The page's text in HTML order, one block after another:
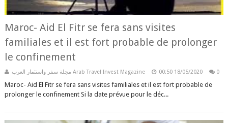
Maroc- Aid El Fitr se fera sans visites
familiales et il est fort probable de prolonger
le confinement
مجلة سفر واستثمار العرب Arab Travel Invest Magazine 00:50 18/05/2020 0
Maroc- Aid El Fitr se fera sans visites familiales et il est fort probable de
prolonger le confinement Si la date prévue pour le déc...